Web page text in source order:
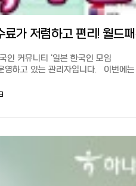
수 있어서 犬이득입니다.
원, 연간 최대 송금액(개인의 경우)은
)입니다.
5천엔까지 수수료가 무료입니다.
아(530엔분) 29엔(2023년 4월)
금하여 수수료는 할인쿠폰 (769엔
액은 875,359원이었습니다.
이나 지점 방문없이 인터넷으로
요.
다.
송금하기:
일본에
인 커뮤니티 '일본 한국인 모임
영하고 있는 관리자입니다. 이번에는
접 사용해 본 후기와 추천 이유에 대
으로의 송금, 가장 잘 아는 사람은
. 이번에는 일본에서 한국으로 추천
금은? 꿀팁과 수수료 할인 쿠폰 기사
다는 분들이 많아 사용후기와
월드패밀리송금은 2025년 1월부터
이외 나라에 송금하실때는 아래 쿠폰